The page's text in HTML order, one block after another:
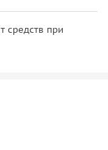
средств при